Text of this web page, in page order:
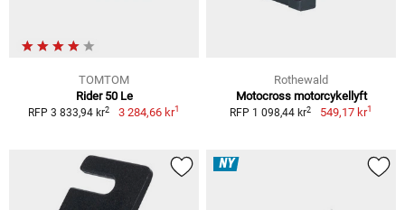
TOMTOM
Rider 50 Le
RFP 3 833,94 kr2 3 284,66 kr1
Rothewald
Motocross motorcykellyft
RFP 1 098,44 kr2 549,17 kr1
NY